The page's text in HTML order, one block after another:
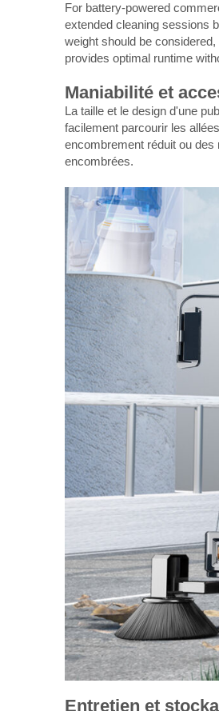
For battery-powered
extended cleaning sessions
weight should be
provides optimal runtime
Maniabilité et
La taille et le design d'une
facilement parcourir les
encombrement réduit ou
encombrées.
Entretien et